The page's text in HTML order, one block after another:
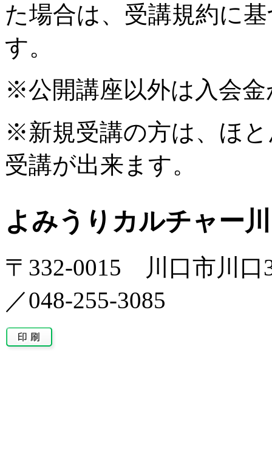
た場合は、受講規約に
す。
※公開講座以外は入会
※新規受講の方は、ほ
受講が出来ます。
よみうりカルチャー
〒332-0015 川口市川口
／048-255-3085